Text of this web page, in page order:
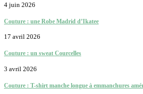
4 juin 2026
Couture : une Robe Madrid d’Ikatee
17 avril 2026
Couture : un sweat Courcelles
3 avril 2026
Couture : T-shirt manche longue à emmanchures